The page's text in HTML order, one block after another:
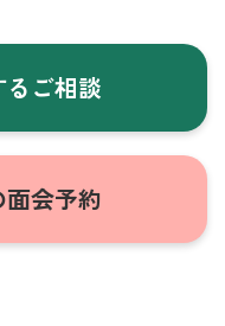
ご相談
面会予約